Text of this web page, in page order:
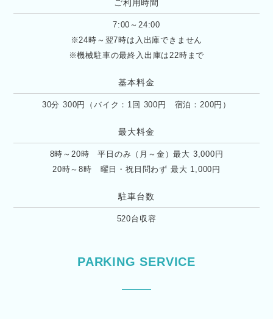
ご利用時間
7:00～24:00
※24時～翌7時は入出庫できません
※機械駐車の最終入出庫は22時まで
基本料金
30分 300円（バイク：1回 300円 宿泊：200円）
最大料金
8時～20時 平日のみ（月～金）最大 3,000円
20時～8時 曜日・祝日問わず 最大 1,000円
駐車台数
520台収容
PARKING SERVICE